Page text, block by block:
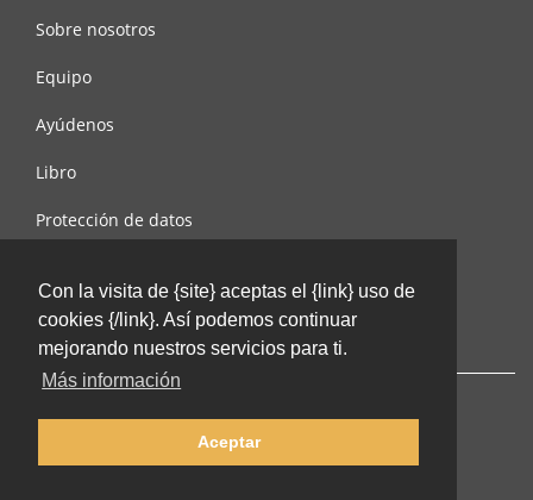
Con la visita de {site} aceptas el {link} uso de
cookies {/link}. Así podemos continuar
mejorando nuestros servicios para ti.
Más información
Aceptar
Sobre nosotros
Equipo
Ayúdenos
Libro
Protección de datos
Contáctenos
© 2002-2026 lernu.net |Impressum